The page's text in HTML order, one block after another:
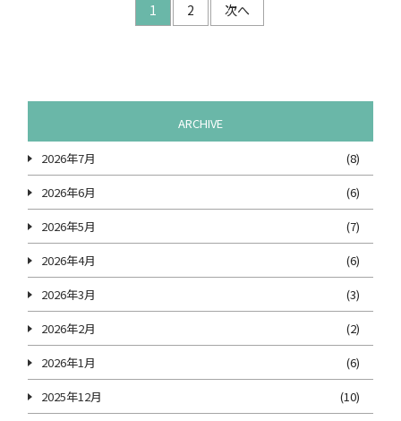
ョ
ン
1 2 次へ
ARCHIVE
2026年7月
(8)
2026年6月
(6)
2026年5月
(7)
2026年4月
(6)
2026年3月
(3)
2026年2月
(2)
2026年1月
(6)
2025年12月
(10)